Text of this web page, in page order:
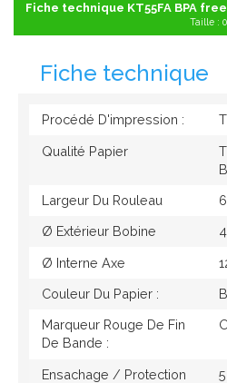
Fiche technique KT55FA BPA free
Taille : 0
Fiche technique
Procédé D'impression :
Qualité Papier
Largeur Du Rouleau
Ø Extérieur Bobine
Ø Interne Axe
Couleur Du Papier :
Marqueur Rouge De Fin
De Bande :
Ensachage / Protection
5